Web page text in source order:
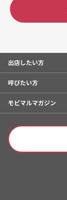
出店したい方
呼びたい方
モビマルマガジン